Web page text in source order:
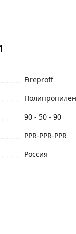
Fireproff
Полипропилен
90 - 50 - 90
PPR-PPR-PPR
Россия